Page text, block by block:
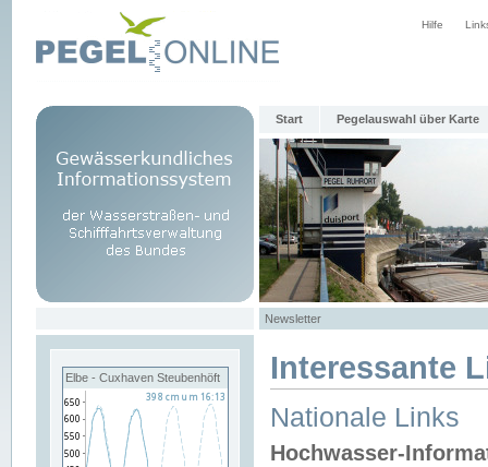
Hilfe
Start Pegelauswahl über Karte
Newsletter
Elbe - Cuxhaven Steubenhöft Interessante
Nationale Links
Hochwasser-